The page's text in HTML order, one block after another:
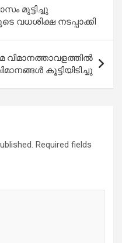
മുട്ടിച്ചു
വധശിക്ഷ നടപ്പാക്കി
വിമാനത്താവളത്തിൽ
കൂട്ടിയിടിച്ചു
Required fields